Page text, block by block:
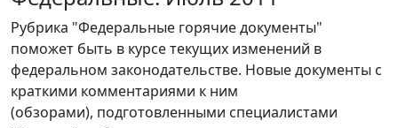
Рубрика "Федеральные горячие документы"
поможет быть в курсе текущих изменений в
федеральном законодательстве. Новые документы с
краткими комментариями к ним
(обзорами), подготовленными специалистами